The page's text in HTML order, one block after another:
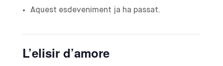
Aquest esdeveniment ja ha passat.
L’elisir d’amore